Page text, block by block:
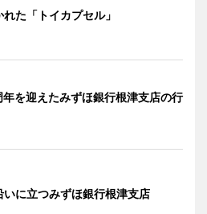
た「トイカプセル」
を迎えたみずほ銀行根津支店の行
いに立つみずほ銀行根津支店